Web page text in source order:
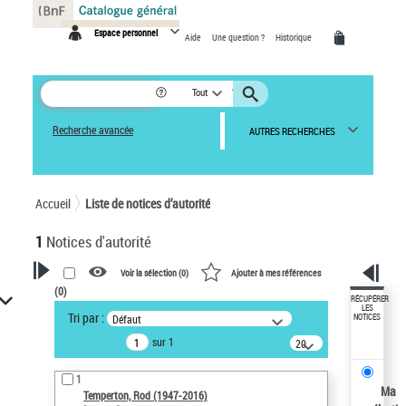
Espace personnel Aide Une question ? Historique
Tout
Recherche avancée AUTRES RECHERCHES
Accueil Liste de notices d’autorité
1 Notices d'autorité
VOTRE RECHERCHE
Recherche avancée dans les
notices d’autorité
Œuvres liées à l'auteur :
Temperton, Rod (1947-2016)
Voir la sélection (0) Ajouter à mes références
(0)
Tri par : Défaut
sur 1
20
résultats/page
1
Temperton, Rod (1947-2016)
RÉCUPÉRER
LES
NOTICES
Ma
Panneau de gestion des cookies